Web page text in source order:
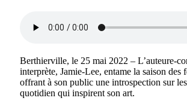
Berthierville, le 25 mai 2022 – L’auteure-
interprète, Jamie-Lee, entame la saison des
offrant à son public une introspection sur
quotidien qui inspirent son art.